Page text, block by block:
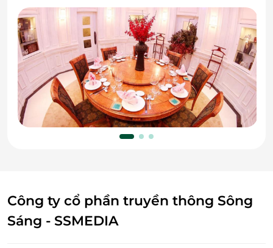
Công ty cổ phần truyền thông Sông
Sáng - SSMEDIA